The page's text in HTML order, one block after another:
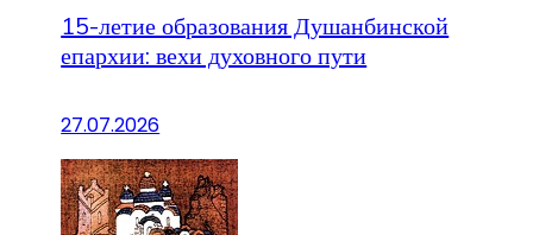
15-летие образования Душанбинской
епархии: вехи духовного пути
27.07.2026